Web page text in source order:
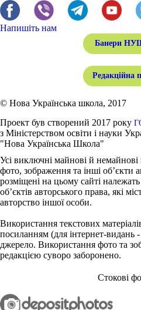
Напишіть нам
Банери
Редакційна
© Нова Українська школа, 2017
Проект був створений 2017 року
з Міністерством освіти і науки
"Нова Українська Школа"
Усі виключні майнові й немайнові
фото, зображення та інші об’єкти
розміщені на цьому сайті
об’єктів авторського права, які
авторство іншої особи.
Використання текстових
посиланням (для інтернет-видань
джерело. Використання фото та
редакцією суворо заборонено.
Стокові